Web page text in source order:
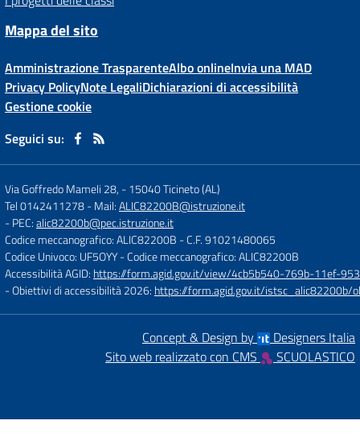
Mappa del sito
Amministrazione TrasparenteAlbo onlineInvia una MAD
Privacy PolicyNote LegaliDichiarazioni di accessibilità
Gestione cookie
Seguici su:
Via Goffredo Mameli 28, -15040 Ticineto (AL)
Tel 0142411278- Mail:ALIC82200B@istruzione.it
- PEC:alic82200b@pec.istruzione.it
Codice meccanografico: ALIC82200B - C.F. 91021480065
Codice Univoco: UF5OYY- Codice meccanografico: ALIC82200B
Accessibilità AGID: https://form.agid.gov.it/view/4cb5b540-769b-11ef-
- Obiettivi di accessibilità 2026: https://form.agid.gov.it/
Concept & Design by
Designers Italia
Sito web realizzato con CMS
SCUOLASTICO